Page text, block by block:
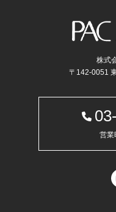
株式
〒142-0051
営業